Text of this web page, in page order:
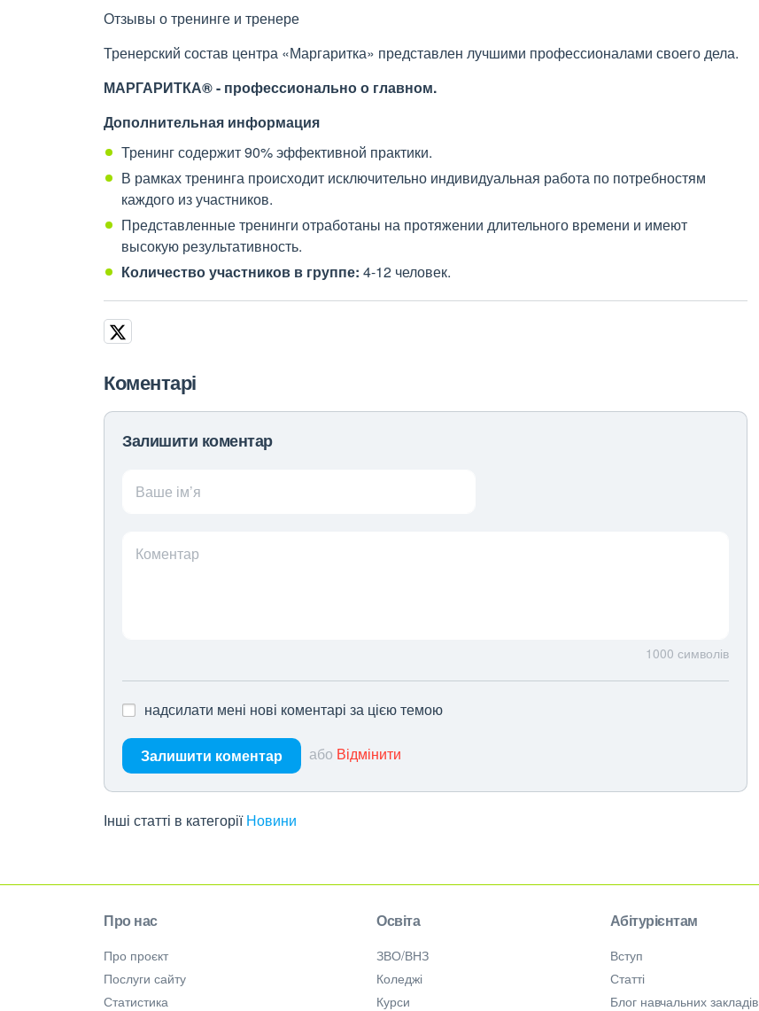
Отзывы о тренинге и тренере
Тренерский состав центра «Маргаритка» представлен лучшими профессионалами своего дела.
МАРГАРИТКА® - профессионально о главном.
Дополнительная информация
Тренинг содержит 90% эффективной практики.
В рамках тренинга происходит исключительно индивидуальная работа по потребностям
каждого из участников.
Представленные тренинги отработаны на протяжении длительного времени и имеют
высокую результативность.
Количество участников в группе: 4-12 человек.
Коментарі
Залишити коментар
Ваше ім’я
Коментар
1000 символів
надсилати мені нові коментарі за цією темою
Залишити коментар або Відмінити
Інші статті в категорії Новини
Про нас
Про проєкт
Послуги сайту
Статистика
Освіта
ЗВО/ВНЗ
Коледжі
Курси
Абітурієнтам
Вступ
Статті
Блог навчальних закладів